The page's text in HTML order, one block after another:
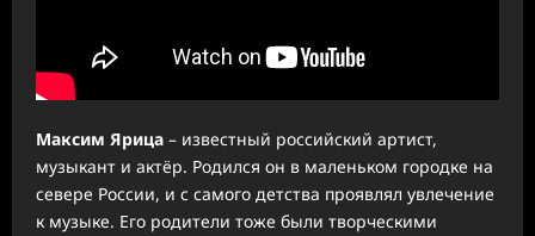
Максим Ярица – известный российский артист,
музыкант и актёр. Родился он в маленьком городке на
севере России, и с самого детства проявлял увлечение
к музыке. Его родители тоже были творческими